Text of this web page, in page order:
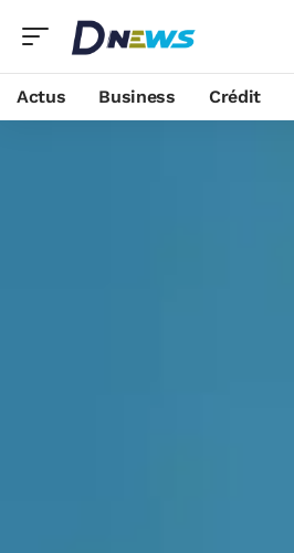
Actus Business Crédit